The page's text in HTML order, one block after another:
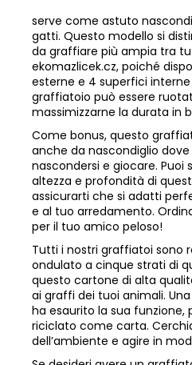
serve come astuto
gatti. Questo modello si
da graffiare più ampia tra
ekomazlicek.cz, poiché
esterne e 4 superfici
graffiatoio può essere
massimizzarne la durata in
Come bonus, questo
anche da nascondiglio
nascondersi e giocare. Puoi
altezza e profondità di
assicurarti che si adatti
e al tuo arredamento.
per il tuo amico peloso!
Tutti i nostri graffiatoi sono
ondulato a cinque strati di
questo cartone di alta
ai graffi dei tuoi animali.
ha esaurito la sua
riciclato come carta.
dell’ambiente e agire in